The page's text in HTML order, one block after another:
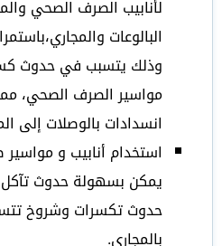
لأنابيب الصرف الصحي
البالوعات
وذلك يتسبب في حدوث
مواسير الصرف الصحي،
انسدادات بالوصلات إلى
استخدام أنابيب و
يمكن بسهولة حدوث تآكل
حدوث تكسرات وشروخ
بالمجاري.